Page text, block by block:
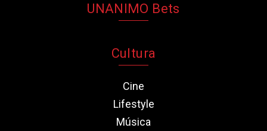
UNANIMO Bets
Cultura
Cine
Lifestyle
Música